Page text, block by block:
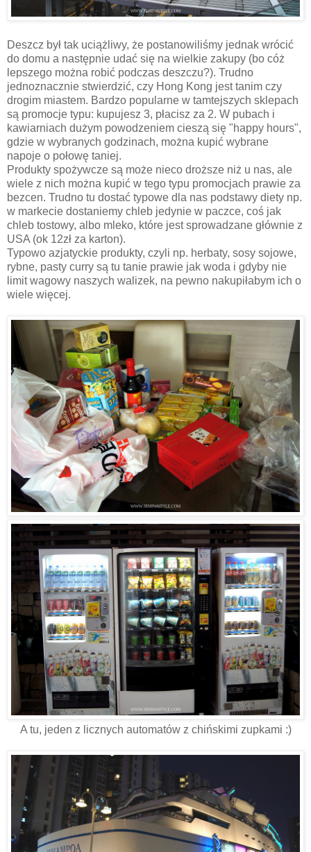
Deszcz był tak uciążliwy, że postanowiliśmy jednak wrócić
do domu a następnie udać się na wielkie zakupy (bo cóż
lepszego można robić podczas deszczu?). Trudno
jednoznacznie stwierdzić, czy Hong Kong jest tanim czy
drogim miastem. Bardzo popularne w tamtejszych sklepach
są promocje typu: kupujesz 3, płacisz za 2. W pubach i
kawiarniach dużym powodzeniem cieszą się "happy hours",
gdzie w wybranych godzinach, można kupić wybrane
napoje o połowę taniej.
Produkty spożywcze są może nieco droższe niż u nas, ale
wiele z nich można kupić w tego typu promocjach prawie za
bezcen. Trudno tu dostać typowe dla nas podstawy diety np.
w markecie dostaniemy chleb jedynie w paczce, coś jak
chleb tostowy, albo mleko, które jest sprowadzane głównie z
USA (ok 12zł za karton).
Typowo azjatyckie produkty, czyli np. herbaty, sosy sojowe,
rybne, pasty curry są tu tanie prawie jak woda i gdyby nie
limit wagowy naszych walizek, na pewno nakupiłabym ich o
wiele więcej.
A tu, jeden z licznych automatów z chińskimi zupkami :)